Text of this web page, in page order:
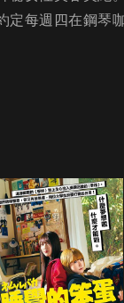
定每週四在鋼琴